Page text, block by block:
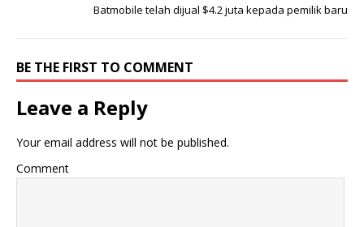
Batmobile telah dijual $4.2 juta kepada pemilik baru
BE THE FIRST TO COMMENT
Leave a Reply
Your email address will not be published.
Comment